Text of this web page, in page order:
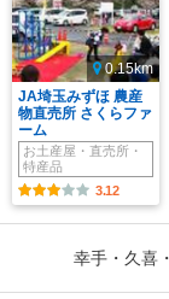
0.15km
JA埼玉みずほ 農産
物直売所 さくらファ
ーム
お土産屋・直売所・
特産品
3.12
幸手・久喜